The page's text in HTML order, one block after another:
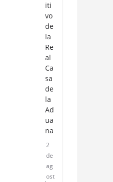
iti
vo
de
la
Re
al
Ca
sa
de
la
Ad
ua
na
2
de
ag
ost